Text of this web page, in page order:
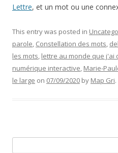
Lettre, et un mot ou une
This entry was posted in
parole, Constellation des mots,
les mots, lettre au monde que j'ai
numérique interactive, Marie-
le large on 07/09/2020 by Map Gri.